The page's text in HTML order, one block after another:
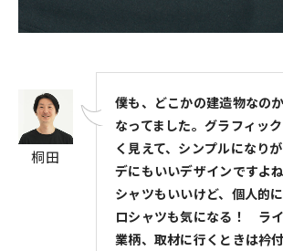
桐田
僕も、どこかの建造物なの
なってました。グラフィッ
く見えて、シンプルになり
デにもいいデザインですよ
シャツもいいけど、個人的
ロシャツも気になる！ ラ
業柄、取材に行くときは衿